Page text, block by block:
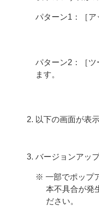
パターン1：［
パターン2：［
ます。
以下の画面が表
バージョンアッ
※ 一部でポップ
本不具合が発
ださい。